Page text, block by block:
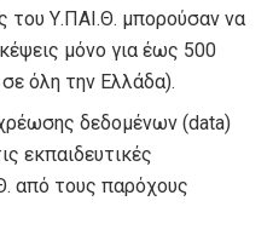
του Υ.ΠΑΙ.Θ. μπορούσαν να
μόνο για έως 500
όλη την Ελλάδα).
δεδομένων (data)
εκπαιδευτικές
από τους παρόχους